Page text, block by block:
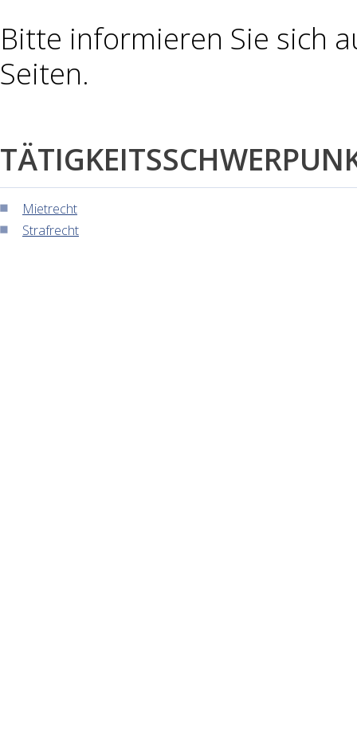
Bitte informieren Sie sich
Seiten.
Mietrecht
Strafrecht